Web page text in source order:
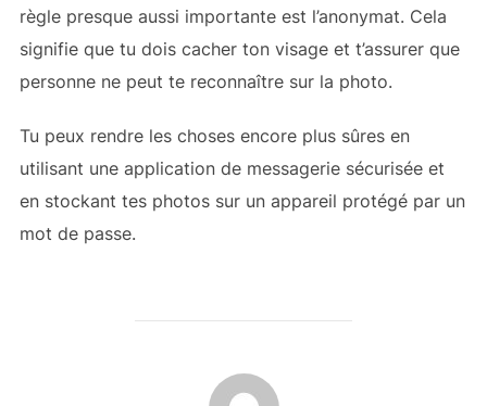
règle presque aussi importante est l’anonymat. Cela
signifie que tu dois cacher ton visage et t’assurer que
personne ne peut te reconnaître sur la photo.
Tu peux rendre les choses encore plus sûres en
utilisant une application de messagerie sécurisée et
en stockant tes photos sur un appareil protégé par un
mot de passe.
AUTEUR DE LA PUBLICATION